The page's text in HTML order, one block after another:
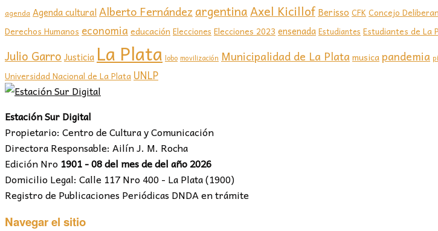
agenda Agenda culturalAlberto Fernández argentinaAxel Kicillof Berisso CFKConcejo
Derechos Humanos economia educación Elecciones Elecciones 2023 ensenada Estudiantes Estudiantes de La
Julio Garro Justicia La Plata lobo movilización Municipalidad de La Plata musicapandemia
Universidad Nacional de La Plata UNLP
Estación Sur Digital
Propietario: Centro de Cultura y Comunicación
Directora Responsable: Ailín J. M. Rocha
Edición Nro 1901 - 08 del mes de del año 2026
Domicilio Legal: Calle 117 Nro 400 - La Plata (1900)
Registro de Publicaciones Periódicas DNDA en trámite
Navegar el sitio